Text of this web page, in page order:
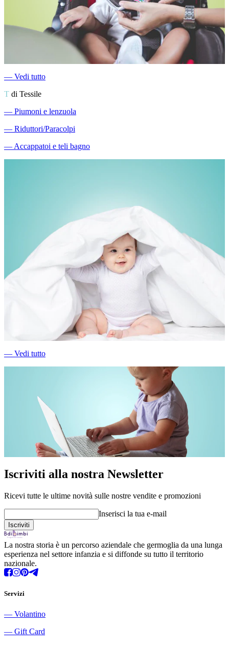
― Vedi tutto
T di Tessile
― Piumoni e lenzuola
― Riduttori/Paracolpi
―Accappatoi e teli bagno
― Vedi tutto
Iscriviti alla nostra Newsletter
Ricevi tutte le ultime novità sulle nostre vendite e promozioni
Inserisci la tua e-mail
La nostra storia è un percorso aziendale che germoglia da una lunga
esperienza nel settore infanzia e si diffonde su tutto il territorio
nazionale.
Servizi
― Volantino
― Gift Card